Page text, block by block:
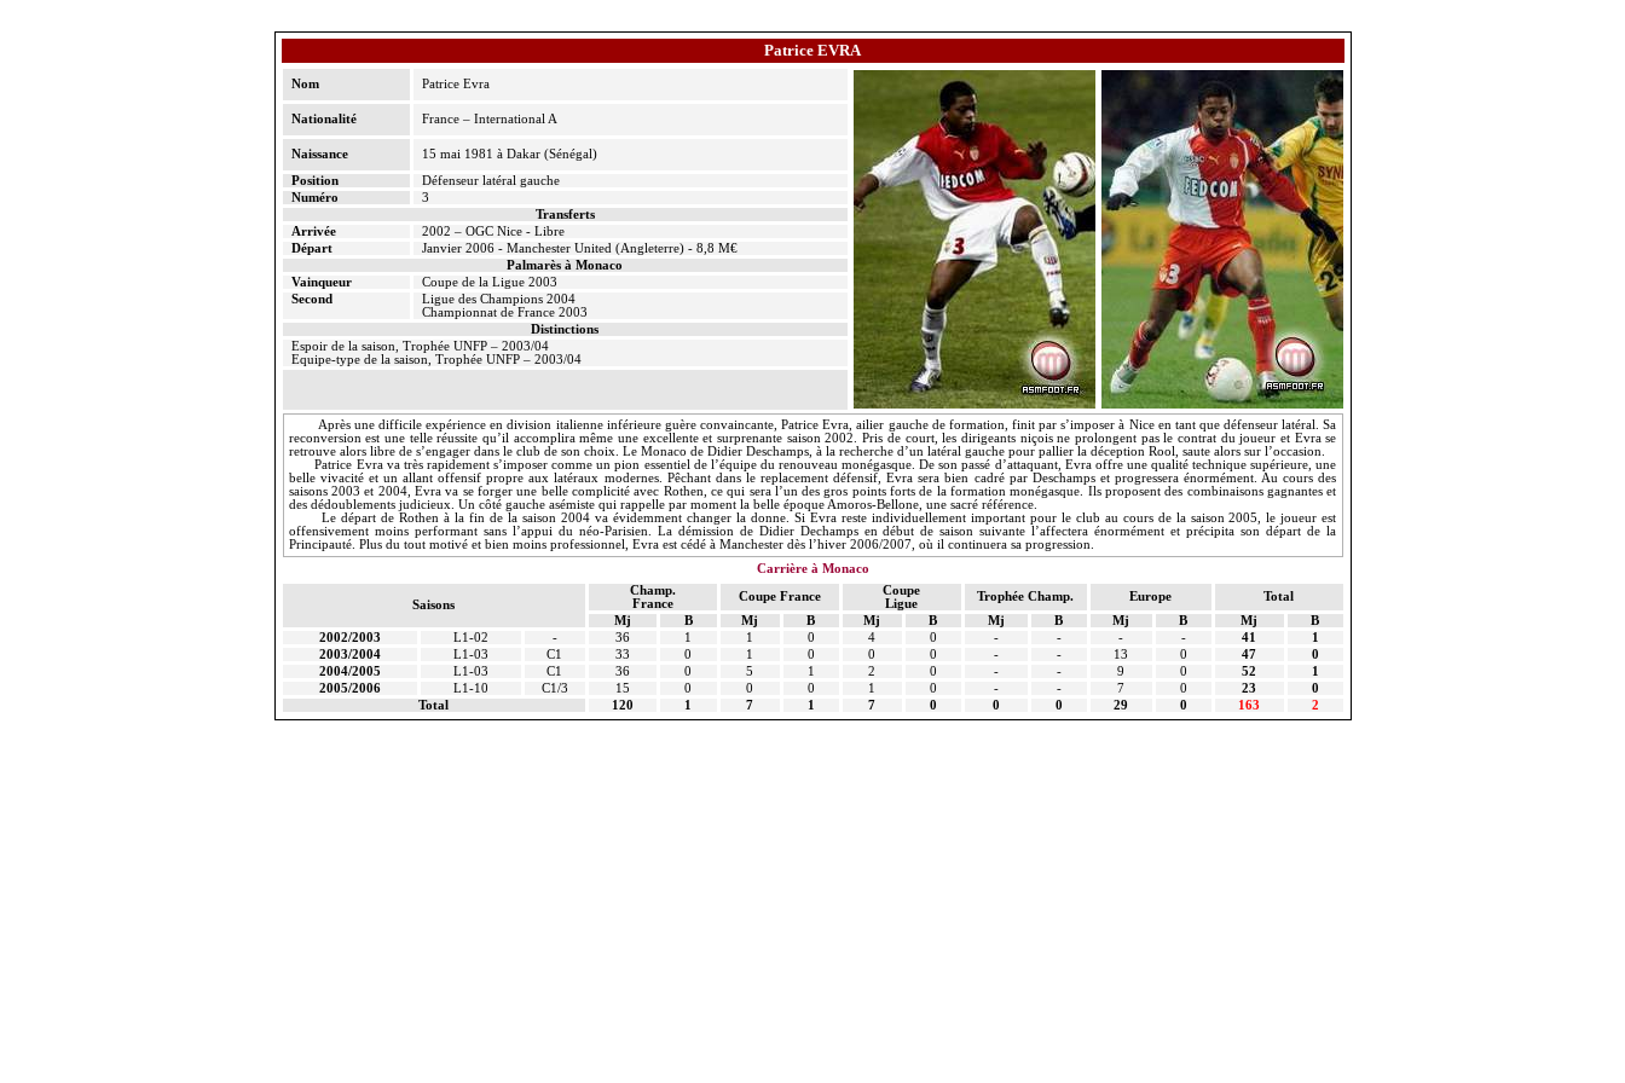
Patrice EVRA
Nom Patrice Evra
Nationalité France – International A
Naissance
15 mai 1981 à Dakar (Sénégal)
Position
Défenseur latéral gauche
Numéro
3
Transferts
Arrivée
2002 – OGC Nice - Libre
Départ
Janvier 2006 - Manchester United (Angleterre) - 8,8 M€
Palmarès à Monaco
Vainqueur
Coupe de la Ligue2003
Second
Ligue des Champions 2004
Championnat de France 2003
Distinctions
Espoir de la saison, Trophée UNFP – 2003/04
Equipe-type de la saison, Trophée UNFP – 2003/04
Après une difficile expérience en division italienne inférieure guère convaincante, PatriceEvra, ailier gauche de formation, finit par s’imposer à Nice en tant que défenseur latéral. Sa
reconversion est une telle réussite qu’il accomplira même une excellente et surprenante saison 2002. Pris de court, les dirigeants niçois ne prolongent pas le contrat du joueur et Evrase
retrouve alors libre de s’engager dans le club de son choix. Le Monaco de Didier Deschamps, à la recherche d’un latéral gauche pour pallier la déception Rool, saute alors sur l’occasion.
Patrice Evrava très rapidement s’imposer comme un pion essentiel de l’équipe du renouveau monégasque. De son passé d’attaquant, Evraoffre une qualité technique supérieure, une
belle vivacité et un allant offensif propre aux latéraux modernes. Pêchant dans le replacement défensif,Evra sera bien cadré par Deschamps et progressera énormément. Au cours des
saisons 2003 et 2004, Evrava se forger une belle complicité avec Rothen, ce qui sera l’un des gros points forts de la formation monégasque. Ils proposent des combinaisons gagnantes et
des dédoublements judicieux. Un côté gauche asémistequi rappelle par moment la belle époqueAmoros-Bellone, unesacré référence.
Le départ deRothen à la fin de la saison 2004 va évidemment changer la donne. Si Evrareste individuellement important pour le club au cours de la saison 2005, le joueur est
offensivement moins performant sans l’appui du néo-Parisien. La démission de Didier Dechampsen début de saison suivante l’affectera énormément et précipita son départ dela
Principauté. Plusdu tout motivé et bien moins professionnel, Evraest cédé à Manchester dès l’hiver 2006/2007, où il continuera sa progression.
Carrière à Monaco
Saisons
Champ.
France
Coupe France
Coupe
Ligue
Trophée Champ. Europe
Total
Mj
B Mj B Mj B Mj B Mj B Mj
B
2002/2003
L1-02 - 36 1 1 0 4 0 - - - - 41
1
2003/2004
L1-03 C1 33 0 1 0 0 0 - - 13 0 47
0
2004/2005
L1-03 C1 36 0 5 1 2 0 - - 9 0 52
1
2005/2006
L1-10 C1/3 15 0 0 0 1 0 - - 7 0 23
0
Total
120 1 7 1 7 0 0 0 29 0 163 2